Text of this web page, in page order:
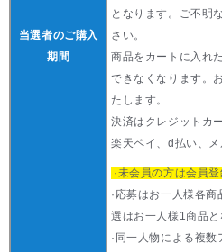
当選者のご購入
期間
となります。ご不明
さい。
商品をカートに入れ
できなくなります。
たします。
決済はクレジットカ
楽天ペイ、d払い、メ
·未会員の方は会員
·応募はお一人様各
選はお一人様1商品と
·同一人物による複数